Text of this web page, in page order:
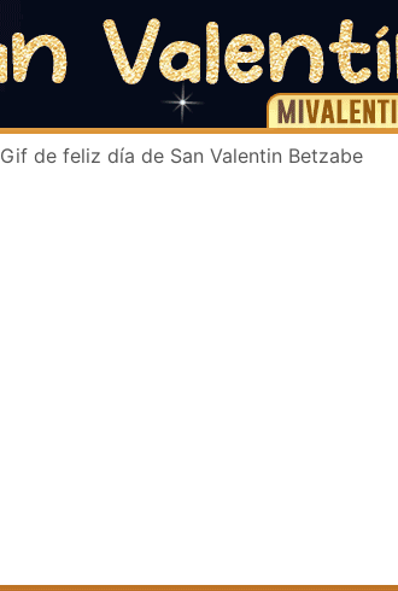
Gif de feliz día de San Valentin Betzabe